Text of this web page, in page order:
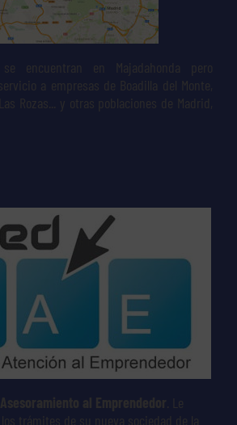
encuentran en Majadahonda pero
a empresas de Boadilla del Monte,
Rozas... y otras poblaciones de Madrid,
al Emprendedor . Le
trámites de su nueva sociedad de la